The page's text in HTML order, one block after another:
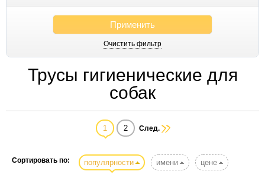
Применить
Очистить фильтр
Трусы гигиенические для
собак
1 2 След.
Сортировать по: популярности имени цене